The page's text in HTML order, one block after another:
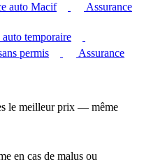
auto Macif
Assurance
auto temporaire
permis
Assurance
le meilleur prix — même
en cas de malus ou